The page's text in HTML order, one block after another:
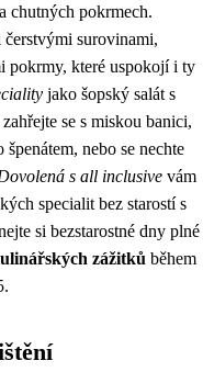
chutných pokrmech.
surovinami,
pokrmy, které uspokojí i ty
jako šopský salát s
se s miskou banici,
nebo se nechte
s all inclusive vám
specialit bez starostí s
si bezstarostné dny plné
zážitků během